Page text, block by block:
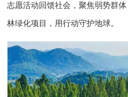
志愿活动回馈社会，聚焦弱势群
林绿化项目，用行动守护地球。